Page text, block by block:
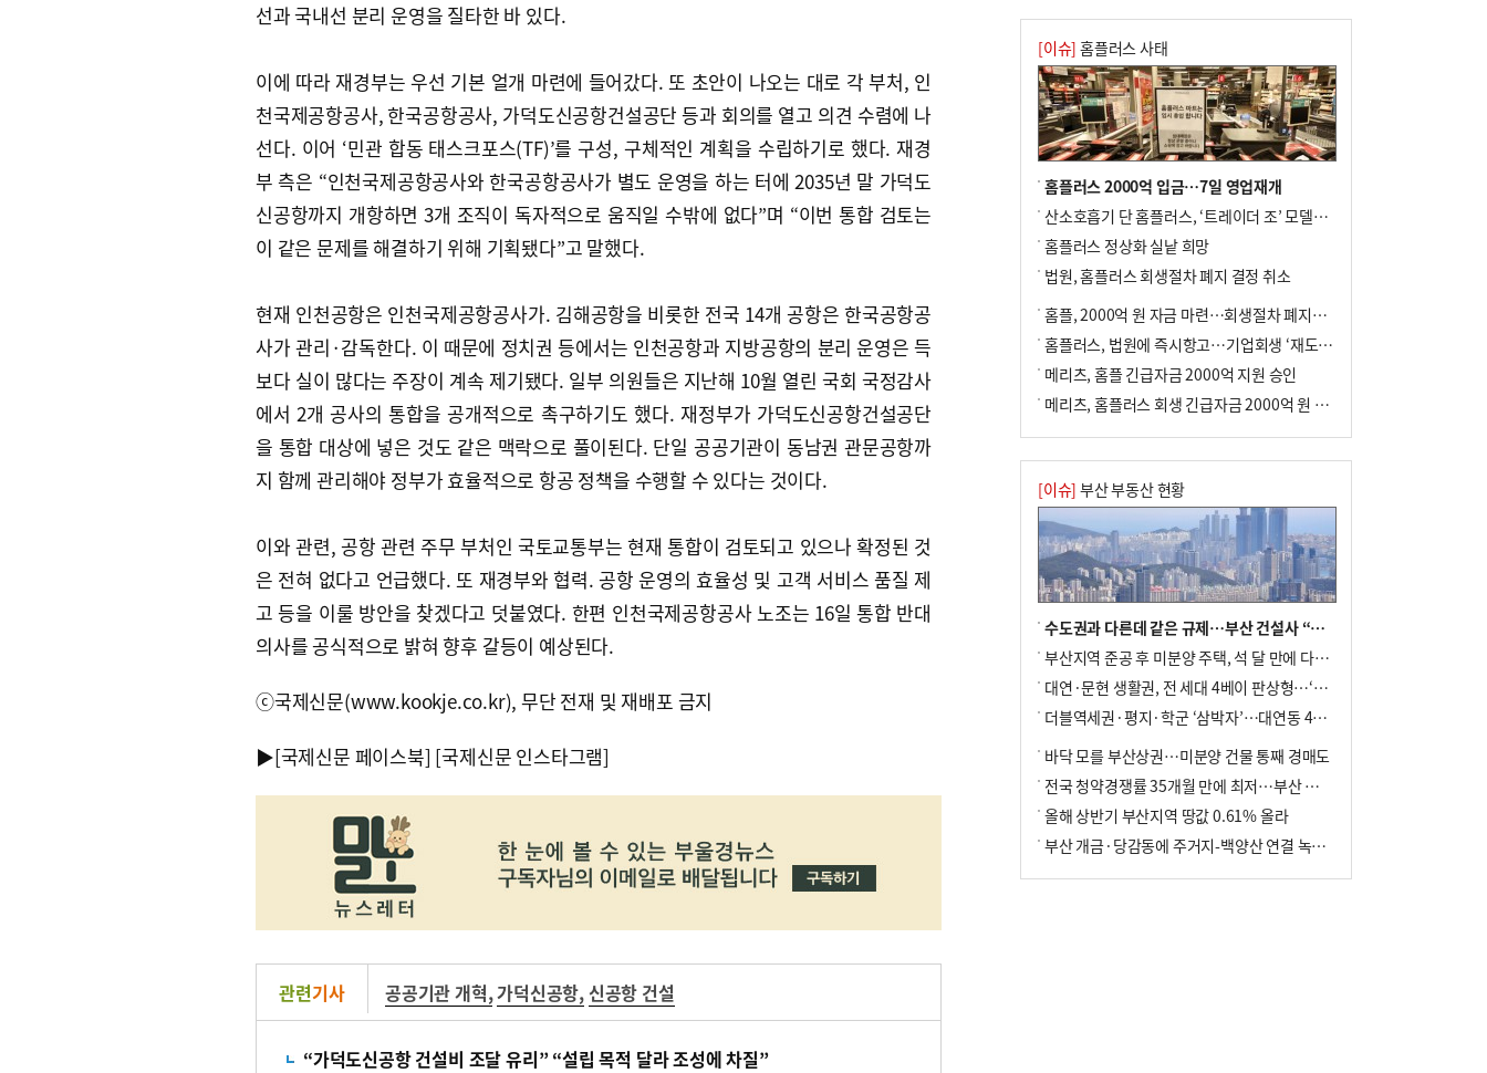
선과 국내선 분리 운영을 질타한 바 있다.
이에 따라 재경부는 우선 기본 얼개 마련에 들어갔다. 또 초안이 나오는 대로 각 부처, 인
천국제공항공사, 한국공항공사, 가덕도신공항건설공단 등과 회의를 열고 의견 수렴에 나
선다. 이어 ‘민관 합동 태스크포스(TF)’를 구성, 구체적인 계획을 수립하기로 했다. 재경
부 측은 “인천국제공항공사와 한국공항공사가 별도 운영을 하는 터에 2035년 말 가덕도
신공항까지 개항하면 3개 조직이 독자적으로 움직일 수밖에 없다”며 “이번 통합 검토는
이 같은 문제를 해결하기 위해 기획됐다”고 말했다.
현재 인천공항은 인천국제공항공사가. 김해공항을 비롯한 전국 14개 공항은 한국공항공
사가 관리·감독한다. 이 때문에 정치권 등에서는 인천공항과 지방공항의 분리 운영은 득
보다 실이 많다는 주장이 계속 제기됐다. 일부 의원들은 지난해 10월 열린 국회 국정감사
에서 2개 공사의 통합을 공개적으로 촉구하기도 했다. 재정부가 가덕도신공항건설공단
을 통합 대상에 넣은 것도 같은 맥락으로 풀이된다. 단일 공공기관이 동남권 관문공항까
지 함께 관리해야 정부가 효율적으로 항공 정책을 수행할 수 있다는 것이다.
이와 관련, 공항 관련 주무 부처인 국토교통부는 현재 통합이 검토되고 있으나 확정된 것
은 전혀 없다고 언급했다. 또 재경부와 협력. 공항 운영의 효율성 및 고객 서비스 품질 제
고 등을 이룰 방안을 찾겠다고 덧붙였다. 한편 인천국제공항공사 노조는 16일 통합 반대
의사를 공식적으로 밝혀 향후 갈등이 예상된다.
ⓒ국제신문(www.kookje.co.kr), 무단 전재 및 재배포 금지
▶[국제신문 페이스북] [국제신문 인스타그램]
관련기사 공공기관 개혁,가덕신공항, 신공항 건설
“가덕도신공항 건설비 조달 유리” “설립 목적 달라 조성에 차질”
10 노후 상수도관 파열에 폭염 속 사상구 2300
여 가구 6시간 단수
[이슈] 홈플러스 사태
홈플러스 2000억 입금…7일 영업재개
산소호흡기 단 홈플러스, ‘트레이더 조’ 모델로 살아날까
홈플러스 정상화 실낱 희망
법원, 홈플러스 회생절차 폐지 결정 취소
홈플, 2000억 원 자금 마련…회생절차 폐지에 즉시항고(종합)
홈플러스, 법원에 즉시항고…기업회생 ‘재도전’
메리츠, 홈플 긴급자금 2000억 지원 승인
메리츠, 홈플러스 회생 긴급자금 2000억 원 지원 승인
[이슈] 부산 부동산 현황
수도권과 다른데 같은 규제…부산 건설사 “쓰러지기 직전”
부산지역 준공 후 미분양 주택, 석 달 만에 다시 3000가구 넘어서
대연·문현 생활권, 전 세대 4베이 판상형…‘더샵 트리센트’ 내달 분양
더블역세권·평지·학군 ‘삼박자’…대연동 42층 브랜드 단지
바닥 모를 부산상권…미분양 건물 통째 경매도
전국 청약경쟁률 35개월 만에 최저…부산 미분양 ‘적체’ 심화
올해 상반기 부산지역 땅값 0.61% 올라
부산 개금·당감동에 주거지-백양산 연결 녹지 조성